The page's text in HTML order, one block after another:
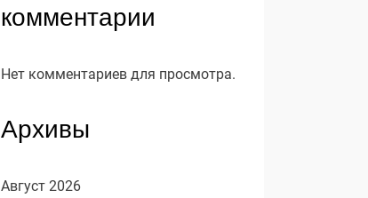
комментарии
Нет комментариев для просмотра.
Архивы
Август 2026